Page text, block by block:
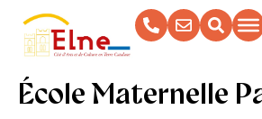
principal
École Maternelle